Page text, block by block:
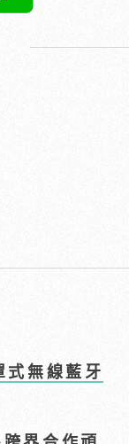
無線藍牙